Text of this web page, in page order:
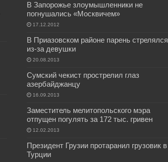
В Запорожье злоумышленники не
погнушались «Москвичем»
17.12.2012
В Приазовском районе парень стрелялся
из-за девушки
20.08.2013
Сумский чекист прострелил глаз
азербайджанцу
16.09.2013
Заместитель мелитопольского мэра
отпущен погулять за 172 тыс. гривен
12.02.2013
Президент Грузии протаранил грузовик в
Турции